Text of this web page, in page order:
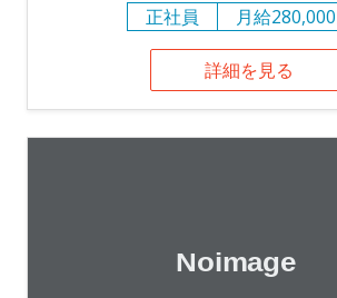
正社員
月給
詳細を見る